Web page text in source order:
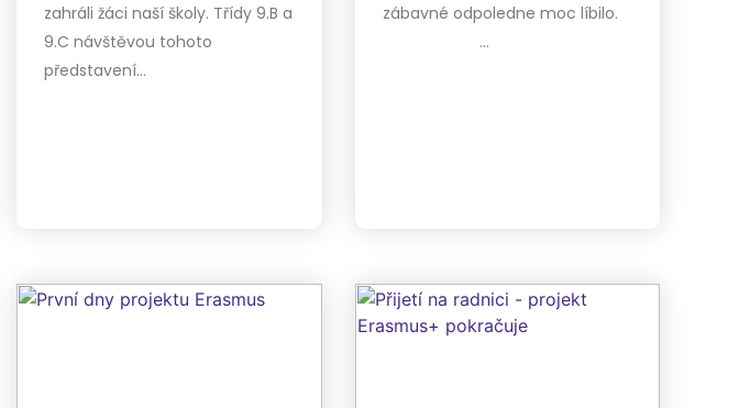
zahráli žáci naší školy. Třídy 9.B a
9.C návštěvou tohoto
představení…
zábavné odpoledne moc líbilo.
…